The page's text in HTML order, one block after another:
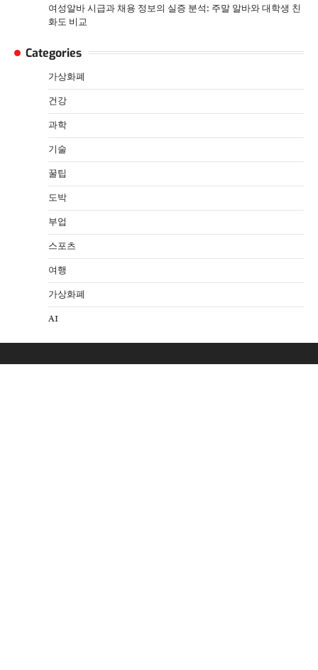
여성알바 시급과 채용 정보의 실증 분석: 주말 알바와 대학생 친
화도 비교
Categories
가상화폐
건강
과학
기술
꿀팁
도박
부업
스포츠
여행
가상화폐
AI